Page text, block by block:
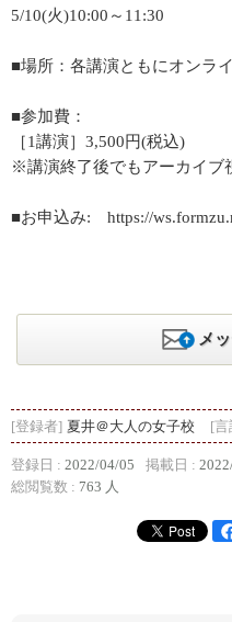
5/10(火)10:00～11:30
■場所：各講演ともにオンラ
■参加費：
［1講演］3,500円(税込)
※講演終了後でもアーカイブ
■お申込み: https://
メ
[登録者] 夏井＠大人の女子校 [言
登録日 : 2022/04/05 掲載日 :
総閲覧数 : 763 人